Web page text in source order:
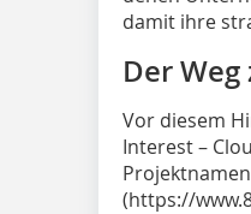
damit ihre
Der
Vor diesem
Interest –
(https://